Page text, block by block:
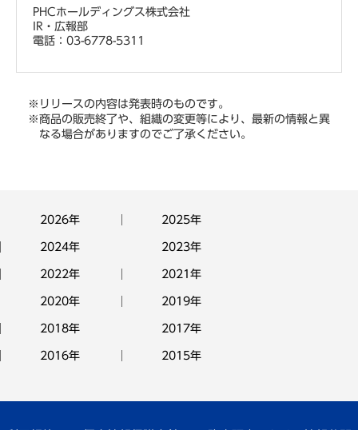
PHCホールディングス株式会社
IR・広報部
電話：03-6778-5311
※リリースの内容は発表時のものです。
※商品の販売終了や、組織の変更等により、最新の情報と異
なる場合がありますのでご了承ください。
2026年 2025年
2024年 2023年
2022年 2021年
2020年 2019年
2018年 2017年
2016年 2015年